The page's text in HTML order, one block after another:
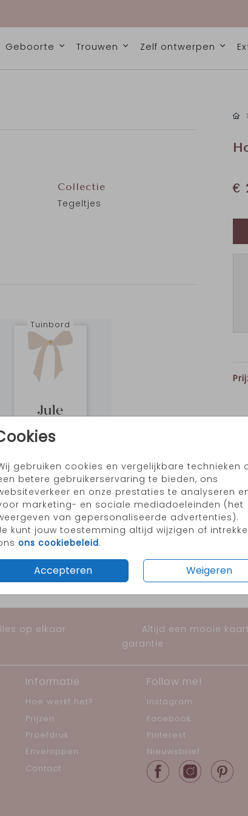
Geboorte Trouwen Zelf ontwerpen
gebruiken cookies en vergelijkbare technieken
betere gebruikerservaring te bieden, ons
en onze prestaties te analyseren
marketing- en sociale mediadoeleinden (het
van gepersonaliseerde advertenties).
kunt jouw toestemming altijd wijzigen of
ons cookiebeleid.
Accepteren Weigeren
dit
Collectie
Tegeltjes
Tuinbord
Houten tegeltje Houten tegeltje
€
op elkaar
Altijd een mooie
garantie
Informatie
Hoe werkt het?
Prijzen
Proefdruk
Enveloppen
Contact
Follow me!
Instagram
Facebook
Pinterest
Nieuwsbrief